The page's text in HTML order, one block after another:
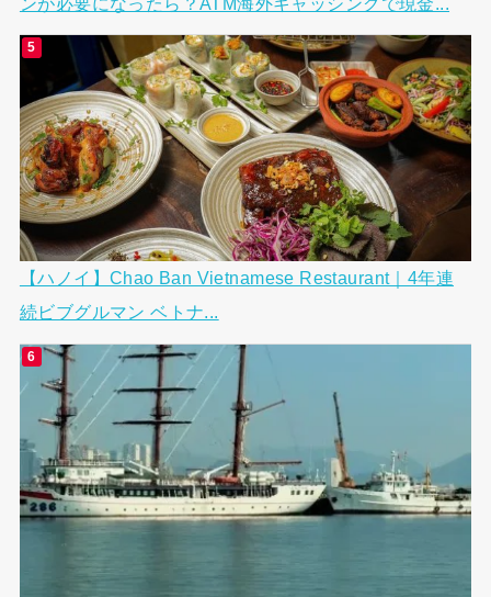
【ハノイ】Chao Ban Vietnamese Restaurant｜4年連
続ビブグルマン ベトナ...